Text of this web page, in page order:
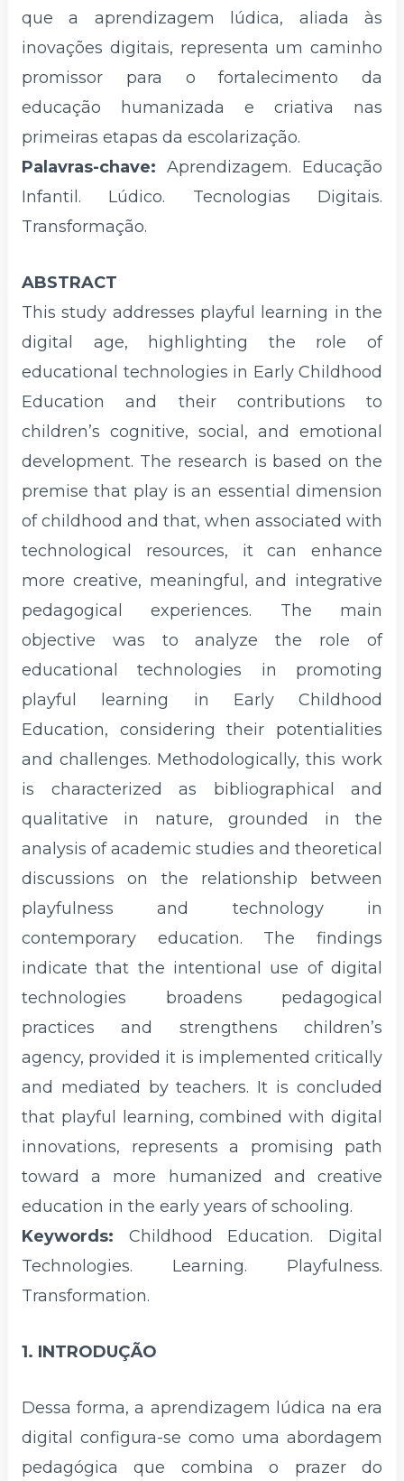
que a aprendizagem lúdica, aliada às
inovações digitais, representa um caminho
promissor para o fortalecimento da
educação humanizada e criativa nas
primeiras etapas da escolarização.
Palavras-chave: Aprendizagem. Educação
Infantil. Lúdico. Tecnologias Digitais.
Transformação.
ABSTRACT
This study addresses playful learning in the
digital age, highlighting the role of
educational technologies in Early Childhood
Education and their contributions to
children’s cognitive, social, and emotional
development. The research is based on the
premise that play is an essential dimension
of childhood and that, when associated with
technological resources, it can enhance
more creative, meaningful, and integrative
pedagogical experiences. The main
objective was to analyze the role of
educational technologies in promoting
playful learning in Early Childhood
Education, considering their potentialities
and challenges. Methodologically, this work
is characterized as bibliographical and
qualitative in nature, grounded in the
analysis of academic studies and theoretical
discussions on the relationship between
playfulness and technology in
contemporary education. The findings
indicate that the intentional use of digital
technologies broadens pedagogical
practices and strengthens children’s
agency, provided it is implemented critically
and mediated by teachers. It is concluded
that playful learning, combined with digital
innovations, represents a promising path
toward a more humanized and creative
education in the early years of schooling.
Keywords: Childhood Education. Digital
Technologies. Learning. Playfulness.
Transformation.
1. INTRODUÇÃO
Dessa forma, a aprendizagem lúdica na era
digital configura-se como uma abordagem
pedagógica que combina o prazer do